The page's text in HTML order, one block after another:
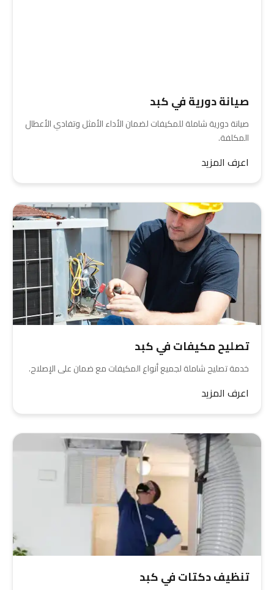
صيانة دورية في كبد
صيانة دورية شاملة للمكيفات لضمان الأداء الأمثل وتفادي الأعطال
المكلفة.
اعرف المزيد
تصليح مكيفات في كبد
خدمة تصليح شاملة لجميع أنواع المكيفات مع ضمان على الإصلاح.
اعرف المزيد
تنظيف دكتات في كبد